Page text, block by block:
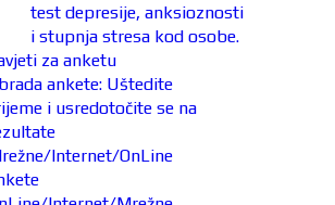
test depresije, anksioznosti
i stupnja stresa kod osobe.
za anketu
ankete: Uštedite
i usredotočite se na
Internet/OnLine